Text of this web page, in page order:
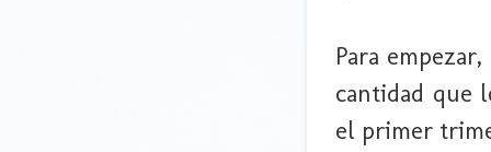
Para
cantidad que
el primer